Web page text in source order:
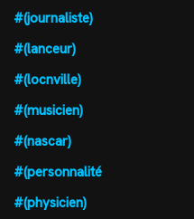
#(journaliste)
#(lanceur)
#(locnville)
#(musicien)
#(nascar)
#(personnalité
#(physicien)